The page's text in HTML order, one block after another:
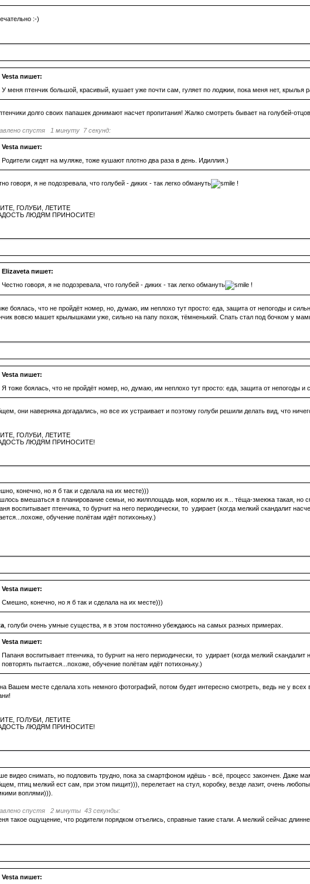
:-)
Vesta пишет:
У меня птенчик большой, красивый, кушает уже почти сам, гуляет по лоджии, пока меня нет, крылья
долго своих папашек донимают насчет пропитания! Жалко смотреть бывает на голубей-
спустя 1 минуту 7 секунд:
Vesta пишет:
Родители сидят на муляже, тоже кушают плотно два раза в день. Идиллия.)
говоря, я не подозревала, что голубей - диких - так легко обмануть !
ГОЛУБИ, ЛЕТИТЕ
ЛЮДЯМ ПРИНОСИТЕ!
Elizaveta пишет:
Честно говоря, я не подозревала, что голубей - диких - так легко обмануть
!
боялась, что не пройдёт номер, но, думаю, им неплохо тут просто: еда, защита от непогоды и
вовсю машет крылышками уже, сильно на папу похож, тёмненький. Спать стал под бочком у
Vesta пишет:
Я тоже боялась, что не пройдёт номер, но, думаю, им неплохо тут просто: еда, защита от непогоды и
они наверняка догадались, но все их устраивает и поэтому голуби решили делать вид, что
ГОЛУБИ, ЛЕТИТЕ
ЛЮДЯМ ПРИНОСИТЕ!
конечно, но я б так и сделала на их месте)))
вмешаться в планирование семьи, но жилплощадь моя, кормлю их я... тёща-змеюка такая, но
воспитывает птенчика, то бурчит на него периодически, то удирает (когда мелкий скандалит
обучение полётам идёт потихоньку.)
Vesta пишет:
Смешно, конечно, но я б так и сделала на их месте)))
, голуби очень умные существа, я в этом постоянно убеждаюсь на самых разных примерах.
Vesta пишет:
Папаня воспитывает птенчика, то бурчит на него периодически, то удирает (когда мелкий
повторять пытается...похоже, обучение полётам идёт потихоньку.)
Вашем месте сделала хоть немного фотографий, потом будет интересно смотреть, ведь не у
ГОЛУБИ, ЛЕТИТЕ
ЛЮДЯМ ПРИНОСИТЕ!
видео снимать, но подловить трудно, пока за смартфоном идёшь - всё, процесс закончен. Даже
птиц мелкий ест сам, при этом пищит))), перелетает на стул, коробку, везде лазит, очень
воплями))).
спустя 2 минуты 43 секунды:
такое ощущение, что родители порядком отъелись, справные такие стали. А мелкий сейчас
Vesta пишет: